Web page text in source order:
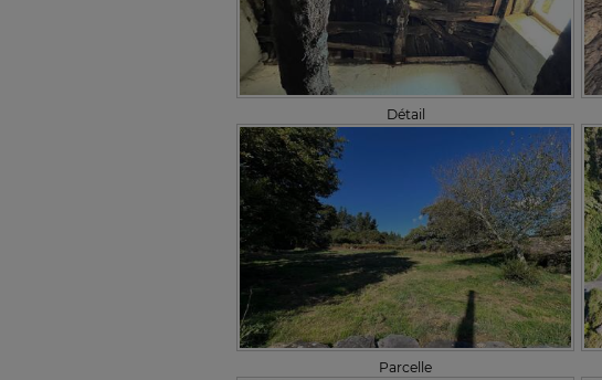
Détail
Parcelle